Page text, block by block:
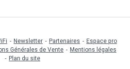
Newsletter Partenaires
Espace pro
Générales de Vente
Mentions légales
Plan du site